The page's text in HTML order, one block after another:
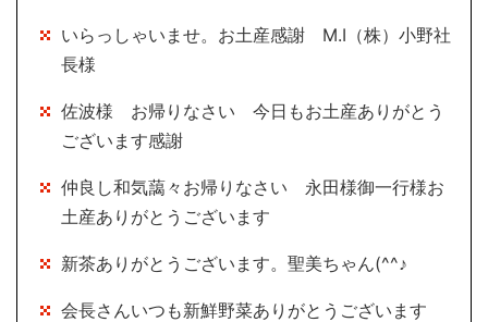
いらっしゃいませ。お土産感謝 M.I（株）小野社
長様
佐波様 お帰りなさい 今日もお土産ありがとう
ございます感謝
仲良し和気藹々お帰りなさい 永田様御一行様お
土産ありがとうございます
新茶ありがとうございます。聖美ちゃん(^^♪
会長さんいつも新鮮野菜ありがとうございます